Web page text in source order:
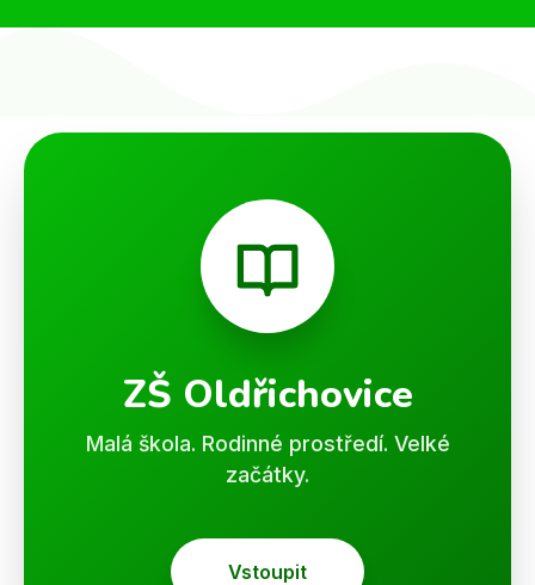
ZŠ Oldřichovice
Malá škola. Rodinné prostředí. Velké
začátky.
Vstoupit